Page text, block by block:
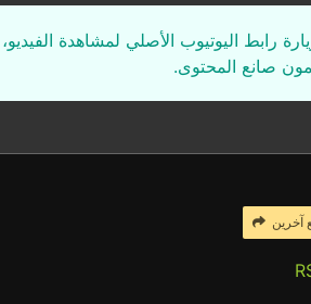
رابط اليوتيوب الأصلي لمشاهدة
صانع المحتوى.
آخرين